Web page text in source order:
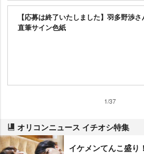
【応募は終了いたしました】羽多野渉さ
直筆サイン色紙
1/37
オリコンニュース イチオシ特集
イケメンてんこ盛り